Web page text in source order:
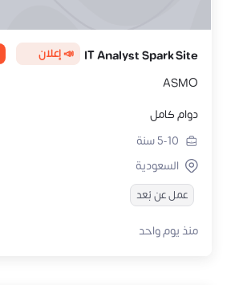
IT Analyst Spark Site 📣 إعلان
ASMO
دوام كامل
5-10سنة
السعودية
عمل عن بُعد
منذ يوم واحد